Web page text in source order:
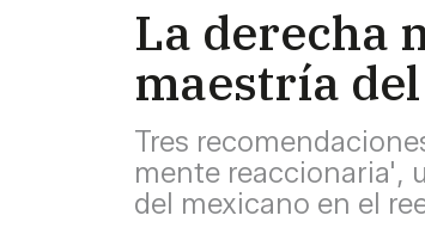
La derecha
maestría
Tres
mente reaccionaria',
del mexicano en el